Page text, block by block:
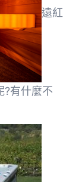
遠紅
?有什麼不